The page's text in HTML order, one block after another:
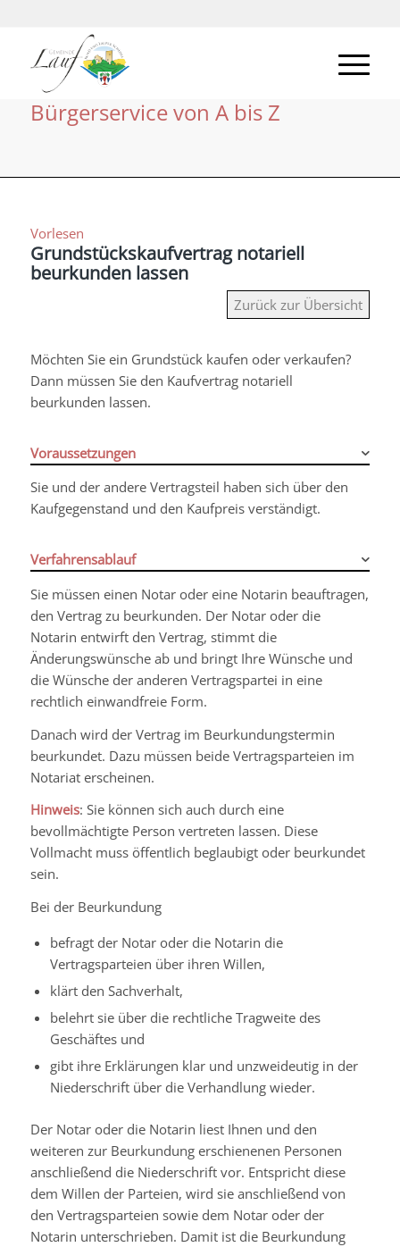
Bürgerservice von A bis Z
Vorlesen
Grundstückskaufvertrag notariell
beurkunden lassen
Zurück zur Übersicht
Möchten Sie ein Grundstück kaufen oder verkaufen?
Dann müssen Sie den Kaufvertrag notariell
beurkunden lassen.
Voraussetzungen
Sie und der andere Vertragsteil haben sich über den
Kaufgegenstand und den Kaufpreis verständigt.
Verfahrensablauf
Sie müssen einen Notar oder eine Notarin beauftragen,
den Vertrag zu beurkunden. Der Notar oder die
Notarin entwirft den Vertrag, stimmt die
Änderungswünsche ab und bringt Ihre Wünsche und
die Wünsche der anderen Vertragspartei in eine
rechtlich einwandfreie Form.
Danach wird der Vertrag im Beurkundungstermin
beurkundet. Dazu müssen beide Vertragsparteien im
Notariat erscheinen.
Hinweis: Sie können sich auch durch eine
bevollmächtigte Person vertreten lassen. Diese
Vollmacht muss öffentlich beglaubigt oder beurkundet
sein.
Bei der Beurkundung
befragt der Notar oder die Notarin die
Vertragsparteien über ihren Willen,
klärt den Sachverhalt,
belehrt sie über die rechtliche Tragweite des
Geschäftes und
gibt ihre Erklärungen klar und unzweideutig in der
Niederschrift über die Verhandlung wieder.
Der Notar oder die Notarin liest Ihnen und den
weiteren zur Beurkundung erschienenen Personen
anschließend die Niederschrift vor. Entspricht diese
dem Willen der Parteien, wird sie anschließend von
den Vertragsparteien sowie dem Notar oder der
Notarin unterschrieben. Damit ist die Beurkundung